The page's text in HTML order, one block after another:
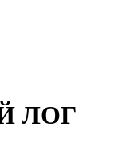
ЛОГ